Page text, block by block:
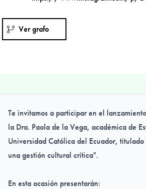
Ver grafo
Te invitamos a participar en el
la Dra. Paola de la Vega, académica de
Universidad Católica del Ecuador,
una gestión cultural crítica".
En esta ocasión presentarán: